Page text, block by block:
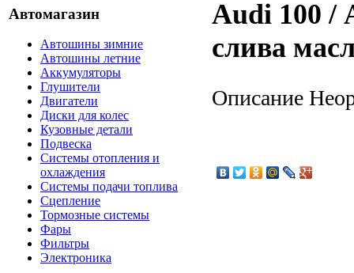
Автомагазин
Автошины зимние
Автошины летние
Аккумуляторы
Глушители
Двигатели
Диски для колес
Кузовные детали
Подвеска
Системы отопления и
охлаждения
Системы подачи топлива
Сцепление
Тормозные системы
Фары
Фильтры
Электроника
Audi 100 /
слива
Описание